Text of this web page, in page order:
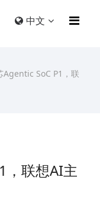
中文
Agentic SoC P1，联
，联想AI主